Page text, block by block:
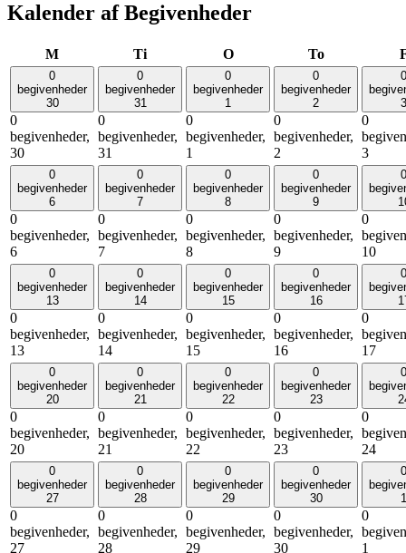
Kalender af Begivenheder
Mmandag Titirsdag Oonsdag Totorsdag
0
begivenheder
30
0
begivenheder,
30
0
begivenheder
31
0
begivenheder,
31
0
begivenheder
1
0
begivenheder,
1
0
begivenheder
2
0
begivenheder,
2
0
3
0
3
0
begivenheder
6
0
begivenheder,
6
0
begivenheder
7
0
begivenheder,
7
0
begivenheder
8
0
begivenheder,
8
0
begivenheder
9
0
begivenheder,
9
0
0
10
0
begivenheder
13
0
begivenheder,
13
0
begivenheder
14
0
begivenheder,
14
0
begivenheder
15
0
begivenheder,
15
0
begivenheder
16
0
begivenheder,
16
0
0
17
0
begivenheder
20
0
begivenheder,
20
0
begivenheder
21
0
begivenheder,
21
0
begivenheder
22
0
begivenheder,
22
0
begivenheder
23
0
begivenheder,
23
0
0
24
0
begivenheder
27
0
begivenheder,
27
0
begivenheder
28
0
begivenheder,
28
0
begivenheder
29
0
begivenheder,
29
0
begivenheder
30
0
begivenheder,
30
0
1
0
1